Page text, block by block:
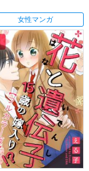
女性マンガ